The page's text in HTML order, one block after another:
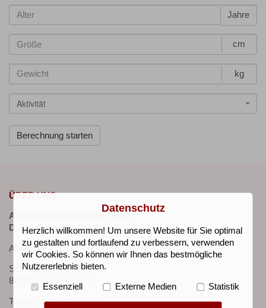
Jahre
cm
kg
Aktivität
ÜBER UNS
Allgemeinmedizinische Praxis
Dr. med. Renate Ege-Kolandt
Allgemeinmedizin & Palliativmedizin
Schillerstraße 14
89597 Munderkingen
Telefon:
+49 (7393) 6699
Datenschutz
Herzlich willkommen! Um unsere Website für Sie optimal
zu gestalten und fortlaufend zu verbessern, verwenden
wir Cookies. So können wir Ihnen das bestmögliche
Nutzererlebnis bieten.
Essenziell Externe Medien Statistik